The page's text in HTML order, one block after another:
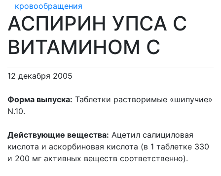
кровообращения
АСПИРИН УПСА С
ВИТАМИНОМ С
12 декабря 2005
Форма выпуска: Таблетки растворимые «шипучие»
N.10.
Действующие вещества: Ацетил салициловая
кислота и аскорбиновая кислота (в 1 таблетке 330
и 200 мг активных веществ соответственно).